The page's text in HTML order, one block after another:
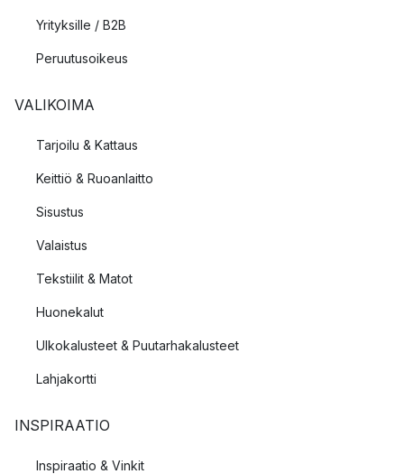
Yrityksille / B2B
Peruutusoikeus
VALIKOIMA
Tarjoilu & Kattaus
Keittiö & Ruoanlaitto
Sisustus
Valaistus
Tekstiilit & Matot
Huonekalut
Ulkokalusteet & Puutarhakalusteet
Lahjakortti
INSPIRAATIO
Inspiraatio & Vinkit